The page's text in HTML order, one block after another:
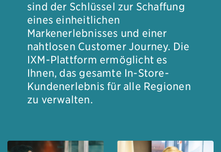
sind der Schlüssel zur Schaffung
eines einheitlichen
Markenerlebnisses und einer
nahtlosen Customer Journey. Die
IXM-Plattform ermöglicht es
Ihnen, das gesamte In-Store-
Kundenerlebnis für alle Regionen
zu verwalten.